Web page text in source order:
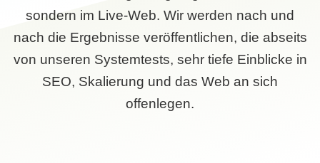
sondern im Live-Web. Wir werden nach und
nach die Ergebnisse veröffentlichen, die abseits
von unseren Systemtests, sehr tiefe Einblicke in
SEO, Skalierung und das Web an sich
offenlegen.